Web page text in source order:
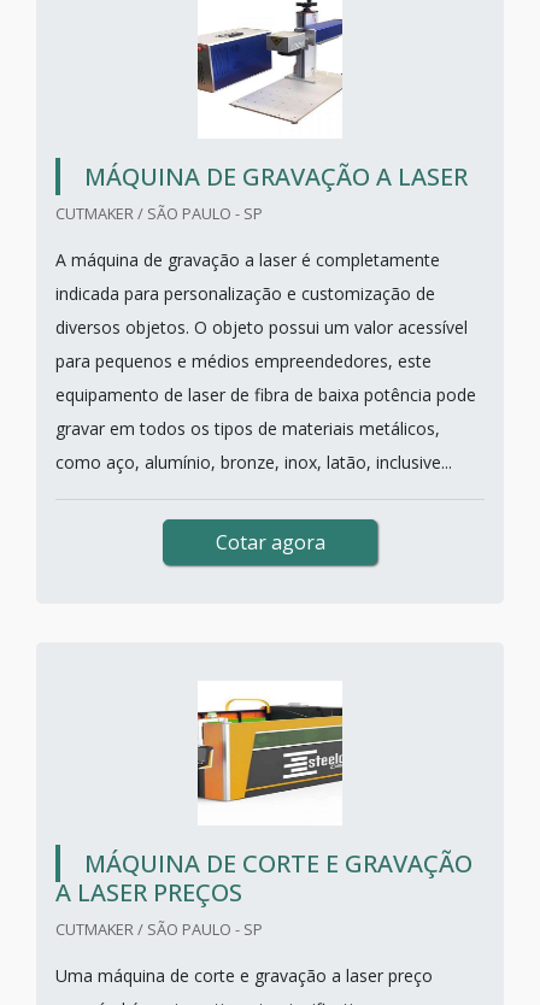
MÁQUINA DE GRAVAÇÃO A LASER
CUTMAKER / SÃO PAULO - SP
A máquina de gravação a laser é completamente
indicada para personalização e customização de
diversos objetos. O objeto possui um valor acessível
para pequenos e médios empreendedores, este
equipamento de laser de fibra de baixa potência pode
gravar em todos os tipos de materiais metálicos,
como aço, alumínio, bronze, inox, latão, inclusive...
Cotar agora
MÁQUINA DE CORTE E GRAVAÇÃO
A LASER PREÇOS
CUTMAKER / SÃO PAULO - SP
Uma máquina de corte e gravação a laser preço